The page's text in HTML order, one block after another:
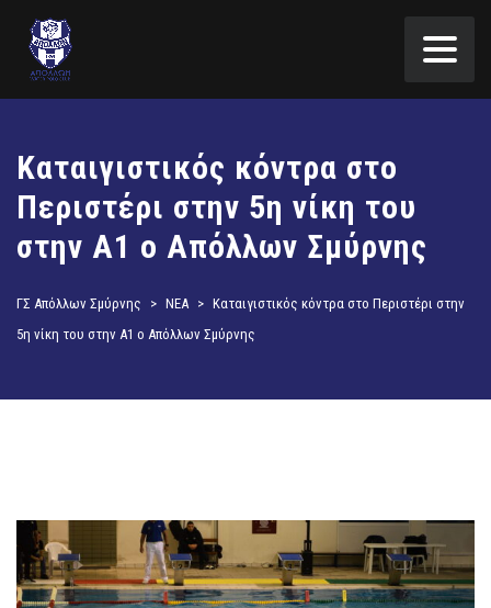
Καταιγιστικός κόντρα στο
Περιστέρι στην 5η νίκη του
στην Α1 ο Απόλλων Σμύρνης
ΓΣ Απόλλων Σμύρνης > ΝΕΑ > Καταιγιστικός κόντρα στο Περιστέρι στην
5η νίκη του στην Α1 ο Απόλλων Σμύρνης